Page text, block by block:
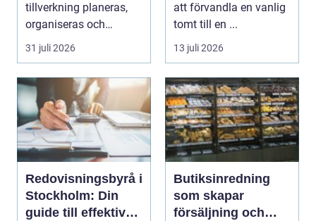
tillverkning planeras,
organiseras och
genomförs i praktiken.
Fokus...
31 juli 2026
att förvandla en vanlig
tomt till en ...
13 juli 2026
Redovisningsbyrå i
Stockholm: Din
guide till effektiv
Butiksinredning
som skapar
försäljning och